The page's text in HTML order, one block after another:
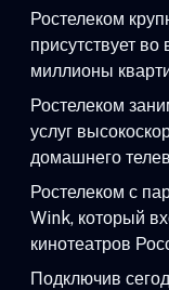
Ростелеком
присутствует
миллионы
Ростелеком
услуг
домашнего
Ростелеком с
Wink, который
кинотеатров
Подключив